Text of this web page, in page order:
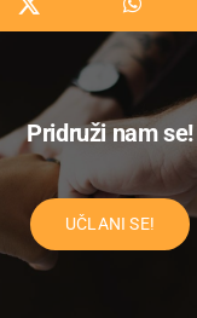
Pridruži nam se!
UČLANI SE!